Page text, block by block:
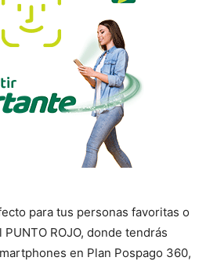
para tus personas favoritas o
ROJO, donde tendrás
en Plan Pospago 360,